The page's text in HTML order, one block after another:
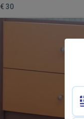
€ 30